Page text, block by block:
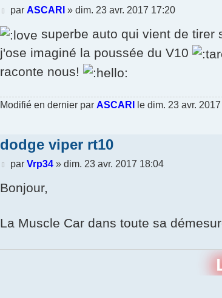
Message
par ASCARI » dim. 23 avr. 2017 17:20
superbe auto qui vient de tirer
j'ose imaginé la poussée du V10
raconte nous!
Modifié en dernier par ASCARI le dim. 23 avr.
dodge viper rt10
Message
par Vrp34» dim. 23 avr. 2017 18:04
Bonjour,
La Muscle Car dans toute sa